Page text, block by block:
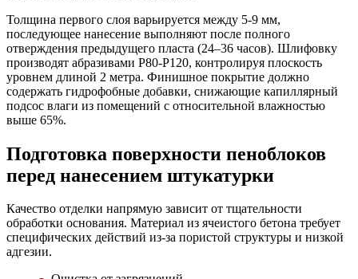
Толщина первого слоя варьируется между 5-9 мм,
последующее нанесение выполняют после полного
отверждения предыдущего пласта (24–36 часов). Шлифовку
производят абразивами P80-P120, контролируя плоскость
уровнем длиной 2 метра. Финишное покрытие должно
содержать гидрофобные добавки, снижающие капиллярный
подсос влаги из помещений с относительной влажностью
выше 65%.
Подготовка поверхности пеноблоков
перед нанесением штукатурки
Качество отделки напрямую зависит от тщательности
обработки основания. Материал из ячеистого бетона требует
специфических действий из-за пористой структуры и низкой
адгезии.